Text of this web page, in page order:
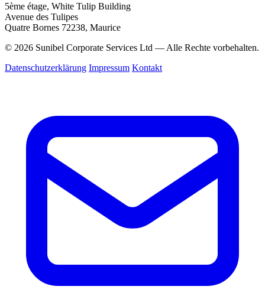
5ème étage, White Tulip Building
Avenue des Tulipes
Quatre Bornes 72238, Maurice
© 2026 Sunibel Corporate Services Ltd — Alle Rechte vorbehalten.
Datenschutzerklärung Impressum Kontakt